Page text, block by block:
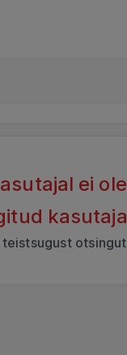
ei